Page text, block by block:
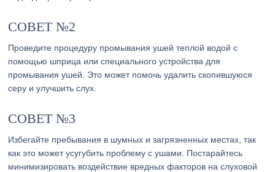
СОВЕТ №2
Проведите процедуру промывания ушей теплой водой с
помощью шприца или специального устройства для
промывания ушей. Это может помочь удалить скопившуюся
серу и улучшить слух.
СОВЕТ №3
Избегайте пребывания в шумных и загрязненных местах, так
как это может усугубить проблему с ушами. Постарайтесь
минимизировать воздействие вредных факторов на слуховой